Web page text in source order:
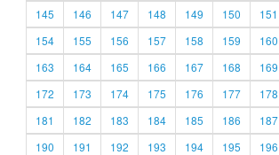
145
146 147 148 149 150 151
154
155 156 157 158 159 160
163
164 165 166 167 168 169
172
173 174 175 176 177 178
181
182 183 184 185 186 187
190
191 192 193 194 195 196